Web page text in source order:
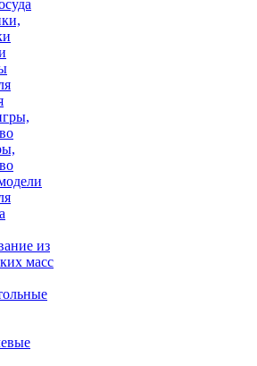
из
масс